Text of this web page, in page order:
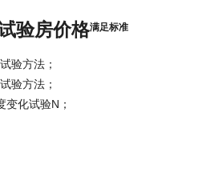
验房价格满足标准
验方法；
验方法；
化试验N；